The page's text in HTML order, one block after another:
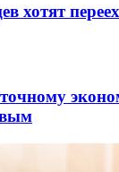
хотят